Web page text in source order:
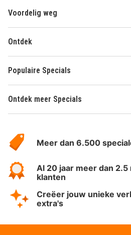
Voordelig weg
Ontdek
Populaire Specials
Ontdek meer Specials
HotelSpecials
Meer dan 6.500
Al 20 jaar meer dan
klanten
Creëer jouw unieke
extra's